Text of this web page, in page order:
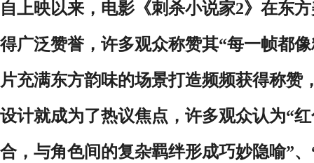
自上映以来，电影《刺杀小说家2》在东
得广泛赞誉，许多观众称赞其“每一帧都
片充满东方韵味的场景打造频频获得称赞
设计就成为了热议焦点，许多观众认为“
合，与角色间的复杂羁绊形成巧妙隐喻”